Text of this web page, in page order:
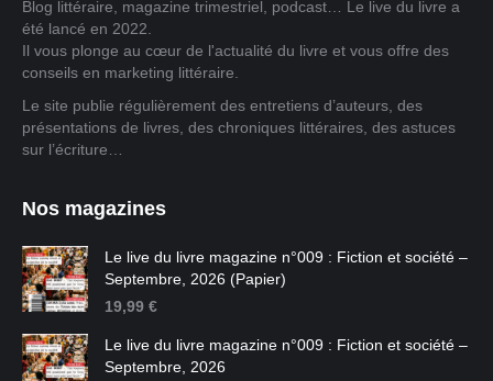
Blog littéraire, magazine trimestriel, podcast… Le live du livre a
été lancé en 2022.
Il vous plonge au cœur de l'actualité du livre et vous offre des
conseils en marketing littéraire.
Le site publie régulièrement des entretiens d’auteurs, des
présentations de livres, des chroniques littéraires, des astuces
sur l’écriture…
Nos magazines
Le live du livre magazine n°009 : Fiction et société –
Septembre, 2026 (Papier)
19,99 €
Le live du livre magazine n°009 : Fiction et société –
Septembre, 2026